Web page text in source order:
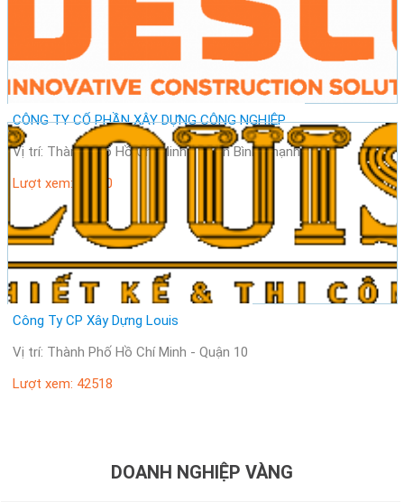
CÔNG TY CỔ PHẦN XÂY DỰNG CÔNG NGHIỆP
Vị trí: Thành Phố Hồ Chí Minh - Quận Bình Thạnh
Lượt xem: 28510
Công Ty CP Xây Dựng Louis
Vị trí: Thành Phố Hồ Chí Minh - Quận 10
Lượt xem: 42518
DOANH NGHIỆP VÀNG